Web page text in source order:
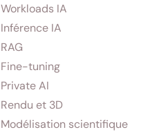
Workloads IA
Inférence IA
RAG
Fine-tuning
Private AI
Rendu et 3D
Modélisation scientifique